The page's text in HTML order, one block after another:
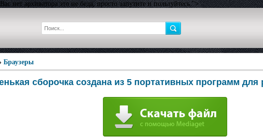
нет архиватора это не беда, просто запутите и пользуйтесь.">
Браузеры
сборочка создана из 5 портативных программ для